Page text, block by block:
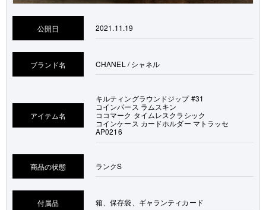
公開日 2021.11.19
ブランド名 CHANEL / シャネル
アイテム名
キルティングラウンドジップ #31
コインパース ラムスキン
ココマーク タイムレスクラシック
コインケース カードホルダー マトラッセ
AP0216
商品の状態 ランクS
付属品 箱、保存袋、ギャランティカード